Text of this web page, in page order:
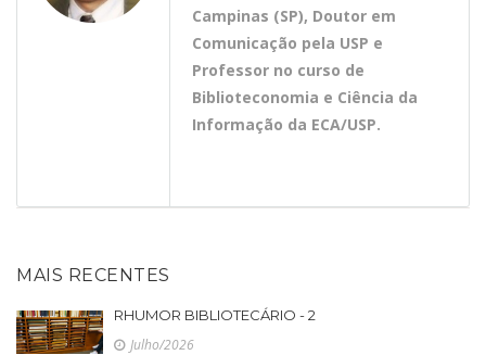
Campinas (SP), Doutor em
Comunicação pela USP e
Professor no curso de
Biblioteconomia e Ciência da
Informação da ECA/USP.
MAIS RECENTES
RHUMOR BIBLIOTECÁRIO - 2
Julho/2026